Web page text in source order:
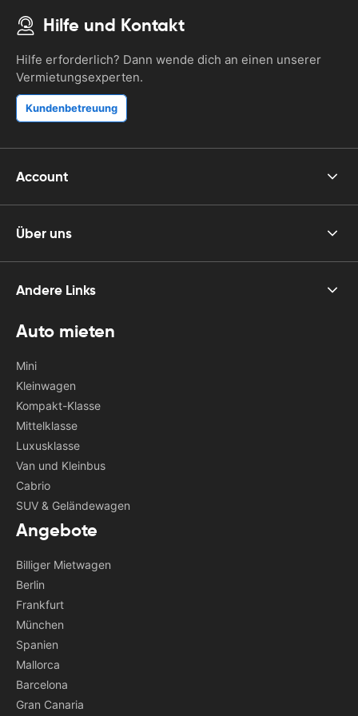
Hilfe und Kontakt
Hilfe erforderlich? Dann wende dich an einen unserer
Vermietungsexperten.
Kundenbetreuung
Account
Über uns
Andere Links
Auto mieten
Mini
Kleinwagen
Kompakt-Klasse
Mittelklasse
Luxusklasse
Van und Kleinbus
Cabrio
SUV & Geländewagen
Angebote
Billiger Mietwagen
Berlin
Frankfurt
München
Spanien
Mallorca
Barcelona
Gran Canaria